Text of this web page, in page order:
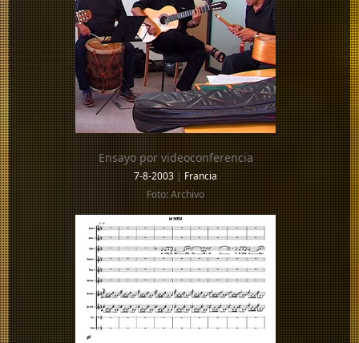
Ensayo por videoconferencia
7-8-2003|Francia
Foto: Archivo